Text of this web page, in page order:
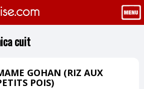
cuit
GOHAN (RIZ AUX
POIS)